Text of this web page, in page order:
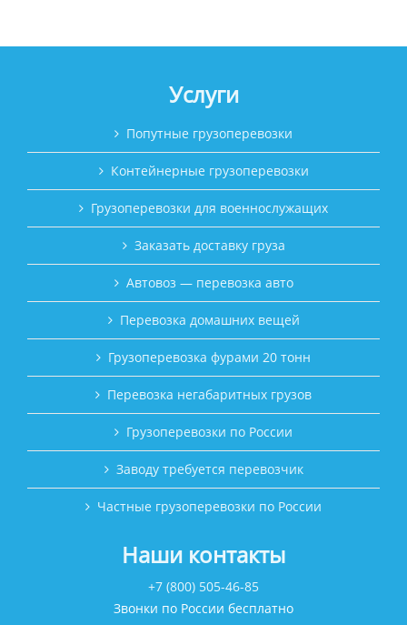
Услуги
Попутные грузоперевозки
Контейнерные грузоперевозки
Грузоперевозки для военнослужащих
Заказать доставку груза
Автовоз — перевозка авто
Перевозка домашних вещей
Грузоперевозка фурами 20 тонн
Перевозка негабаритных грузов
Грузоперевозки по России
Заводу требуется перевозчик
Частные грузоперевозки по России
Наши контакты
+7 (800) 505-46-85
Звонки по России бесплатно